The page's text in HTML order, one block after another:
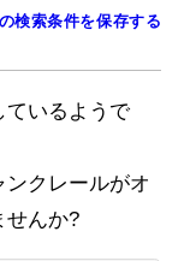
検索条件を保存する
ているようで
クレールがオ
せんか?